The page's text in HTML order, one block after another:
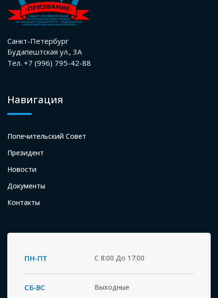
Санкт-Петербург
Будапештская ул., 3А
Тел. +7 (996) 795-42-88
Навигация
Попечительский Совет
Президент
Новости
Документы
Контакты
ПН-ПТ С 8:00 До 17:00
СБ-ВС Выходные